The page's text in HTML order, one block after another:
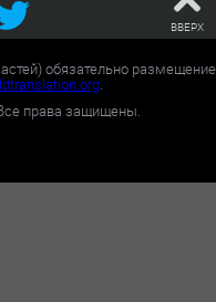
ВВЕРХ
обязательно размещение
.
права защищены.